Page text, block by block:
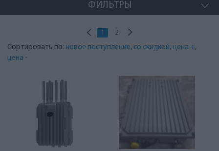
ФИЛЬТРЫ
1 2
Сортировать по: новое поступление, со скидкой, цена +,
цена -